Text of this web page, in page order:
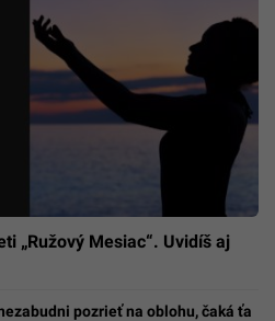
„Ružový Mesiac“. Uvidíš aj
pozrieť na oblohu, čaká ťa